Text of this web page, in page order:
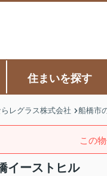
住まいを探す
レグラス株式会社 船橋市
この
イーストヒル